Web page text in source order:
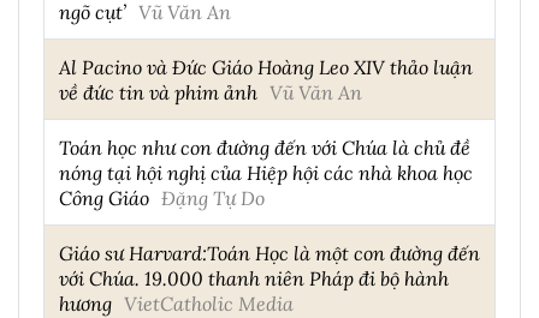
ngõ cụt’ Vũ Văn An
Al Pacino và Đức Giáo Hoàng Leo XIV thảo luận
về đức tin và phim ảnh Vũ Văn An
Toán học như con đường đến với Chúa là chủ đề
nóng tại hội nghị của Hiệp hội các nhà khoa học
Công Giáo Đặng Tự Do
Giáo sư Harvard:Toán Học là một con đường đến
với Chúa. 19.000 thanh niên Pháp đi bộ hành
hương VietCatholic Media